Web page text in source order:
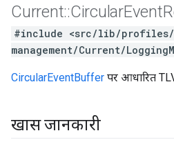
Current::CircularEvent
#include <src/lib/
management/Current/
CircularEventBuffer पर आधारित
खास जानकारी